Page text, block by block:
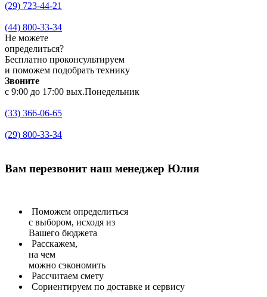
(29) 723-44-21
(44) 800-33-34
Не можете
определиться?
Бесплатно проконсультируем
и поможем подобрать технику
Звоните
с 9:00 до 17:00 вых.Понедельник
(33) 366-06-65
(29) 800-33-34
Вам перезвонитнаш менеджер Юлия
Поможем определиться
с выбором, исходя из
Вашего бюджета
Расскажем,
на чем
можно сэкономить
Рассчитаем смету
Сориентируем по доставке и сервису